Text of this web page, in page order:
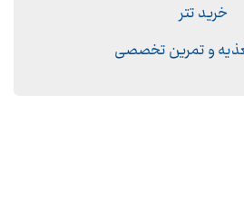
خرید تتر
و تمرین تخصصی